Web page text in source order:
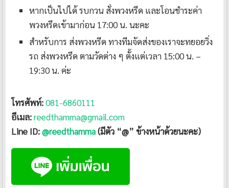
หากเป็นไปได้ รบกวน สั่งพวงหรีด และโอนชำระค่า
พวงหรีดเข้ามาก่อน 17:00 น. นะคะ
สำหรับการ ส่งพวงหรีด ทางทีมจัดส่งของเราจะทยอยวิ่ง
รถ ส่งพวงหรีด ตามวัดต่าง ๆ ตั้งแต่เวลา 15:00 น. –
19:30 น. ค่ะ
โทรศัพท์:081-6860111
อีเมล:reedthamma@gmail.com
Line ID:@reedthamma(มีตัว “@” ข้างหน้าด้วยนะคะ)